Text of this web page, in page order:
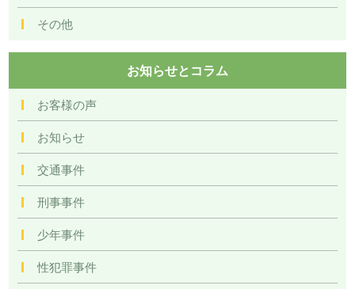
その他
お知らせとコラム
お客様の声
お知らせ
交通事件
刑事事件
少年事件
性犯罪事件